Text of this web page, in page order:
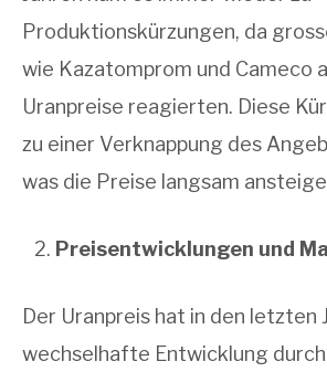
Produktionskürzungen, da
wie Kazatomprom und Cameco
Uranpreise reagierten. Diese
zu einer Verknappung des
was die Preise langsam
Preisentwicklungen und
Der Uranpreis hat in den letzten
wechselhafte Entwicklung